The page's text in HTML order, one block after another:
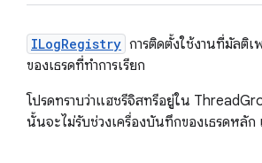
ILogRegistry การติดตั้งใช้งานที่มัลติ
ของเธรดที่ทำการเรียก
โปรดทราบว่าแฮชรีจิสทรีอยู่ใน
นั้นจะไม่รับช่วงเครื่องบันทึกของเธรดหลั